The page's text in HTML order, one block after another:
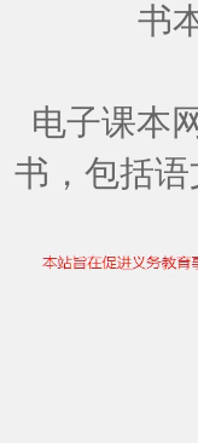
书
电子课本
书，包括